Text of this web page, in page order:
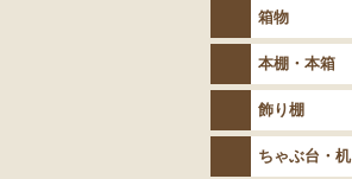
箱物
本棚・本箱
飾り棚
ちゃぶ台・机